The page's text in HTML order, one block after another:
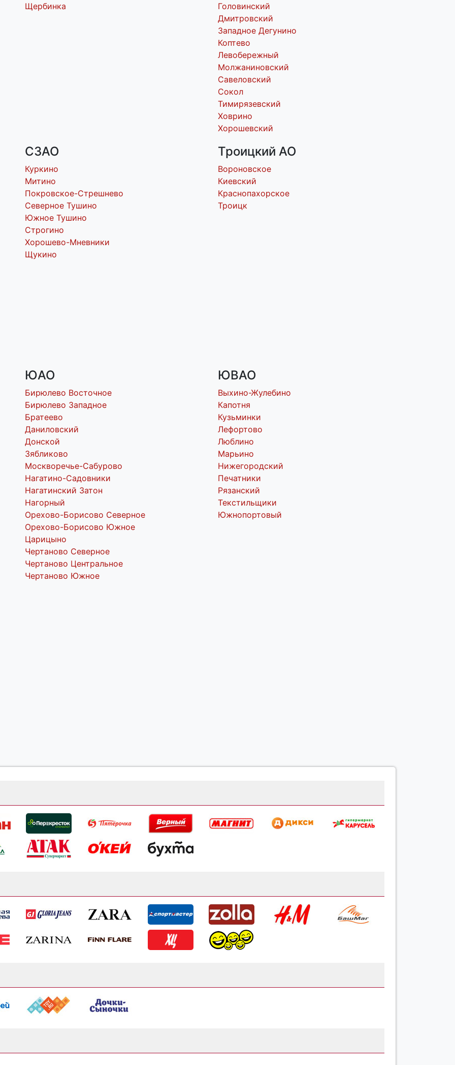
Щербинка
Головинский
Дмитровский
Западное Дегунино
Коптево
Левобережный
Молжаниновский
Савеловский
Сокол
Тимирязевский
Ховрино
Хорошевский
СЗАО
Куркино
Митино
Покровское-Стрешнево
Северное Тушино
Южное Тушино
Строгино
Хорошево-Мневники
Щукино
Троицкий АО
Вороновское
Киевский
Краснопахорское
Троицк
ЮАО
Бирюлево Восточное
Бирюлево Западное
Братеево
Даниловский
Донской
Зябликово
Москворечье-Сабурово
Нагатино-Садовники
Нагатинский Затон
Нагорный
Орехово-Борисово Северное
Орехово-Борисово Южное
Царицыно
Чертаново Северное
Чертаново Центральное
Чертаново Южное
ЮВАО
Выхино-Жулебино
Капотня
Кузьминки
Лефортово
Люблино
Марьино
Нижегородский
Печатники
Рязанский
Текстильщики
Южнопортовый